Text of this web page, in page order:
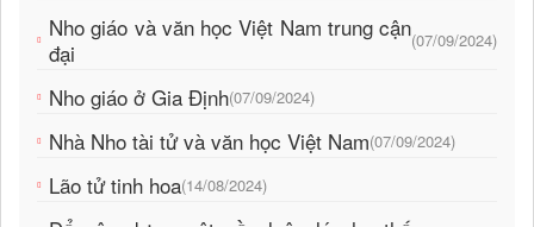
Nho giáo và văn học Việt Nam trung cận
đại
(07/09/2024)
Nho giáo ở Gia Định(07/09/2024)
Nhà Nho tài tử và văn học Việt Nam(07/09/2024)
Lão tử tinh hoa(14/08/2024)